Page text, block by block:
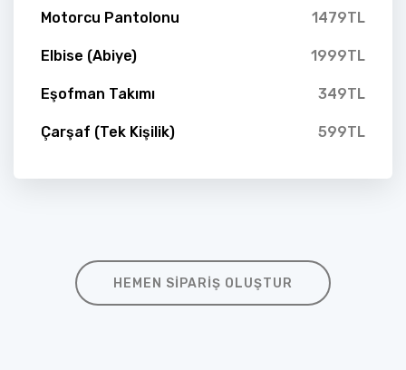
Motorcu Pantolonu 1479TL
Elbise (Abiye) 1999TL
Eşofman Takımı 349TL
Çarşaf (Tek Kişilik) 599TL
HEMEN SIPARIŞ OLUŞTUR